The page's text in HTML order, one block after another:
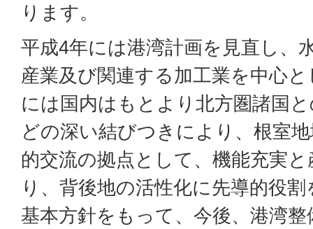
ります。
平成4年には港湾計画を見直し、
産業及び関連する加工業を中心
には国内はもとより北方圏諸国
どの深い結びつきにより、根室
的交流の拠点として、機能充実
り、背後地の活性化に先導的役
基本方針をもって、今後、港湾